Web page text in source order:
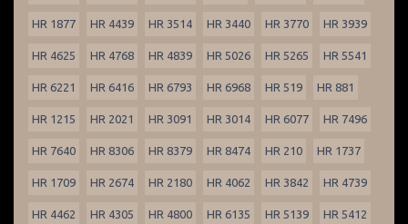
HR 1877 HR 4439 HR 3514 HR 3440 HR 3770 HR 3939
HR 4625 HR 4768 HR 4839 HR 5026 HR 5265 HR 5541
HR 6221 HR 6416 HR 6793 HR 6968 HR 519 HR 881
HR 1215 HR 2021 HR 3091 HR 3014 HR 6077 HR 7496
HR 7640 HR 8306 HR 8379 HR 8474 HR 210 HR 1737
HR 1709 HR 2674 HR 2180 HR 4062 HR 3842 HR 4739
HR 4462 HR 4305 HR 4800 HR 6135 HR 5139 HR 5412